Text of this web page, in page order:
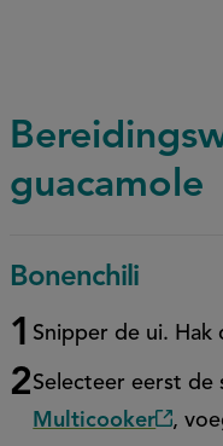
guacamole
Bonenchili
Snipper de ui.
Selecteer eerst
Multicooker
,